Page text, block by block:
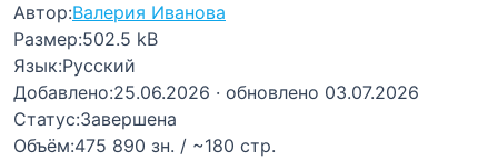
Автор:Валерия Иванова
Размер:502.5 kB
Язык:Русский
Добавлено:25.06.2026 · обновлено 03.07.2026
Статус:Завершена
Объём:475 890 зн. / ~180 стр.